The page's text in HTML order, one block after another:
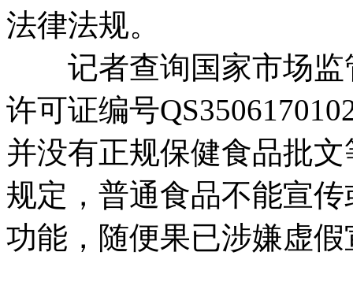
法律法规。
记者查询国家市场监
许可证编号
并没有正规保健食品批
规定，普通食品不能宣
功能，随便果已涉嫌虚假